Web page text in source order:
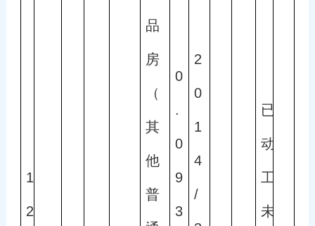
1
2
品
房
（
其
他
普
0
.
0
9
3
2
0
1
4
/
已
动
工
未